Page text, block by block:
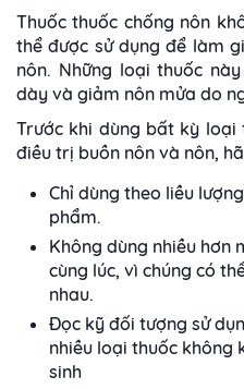
Thuốc thuốc chống nôn
thể được sử dụng để làm
nôn. Những loại thuốc
dày và giảm nôn mửa do
Trước khi dùng bất kỳ loại
điều trị buồn nôn và nôn,
Chỉ dùng theo liều
phẩm.
Không dùng nhiều hơn
cùng lúc, vì chúng có
nhau.
Đọc kỹ đối tượng sử
nhiều loại thuốc không
sinh